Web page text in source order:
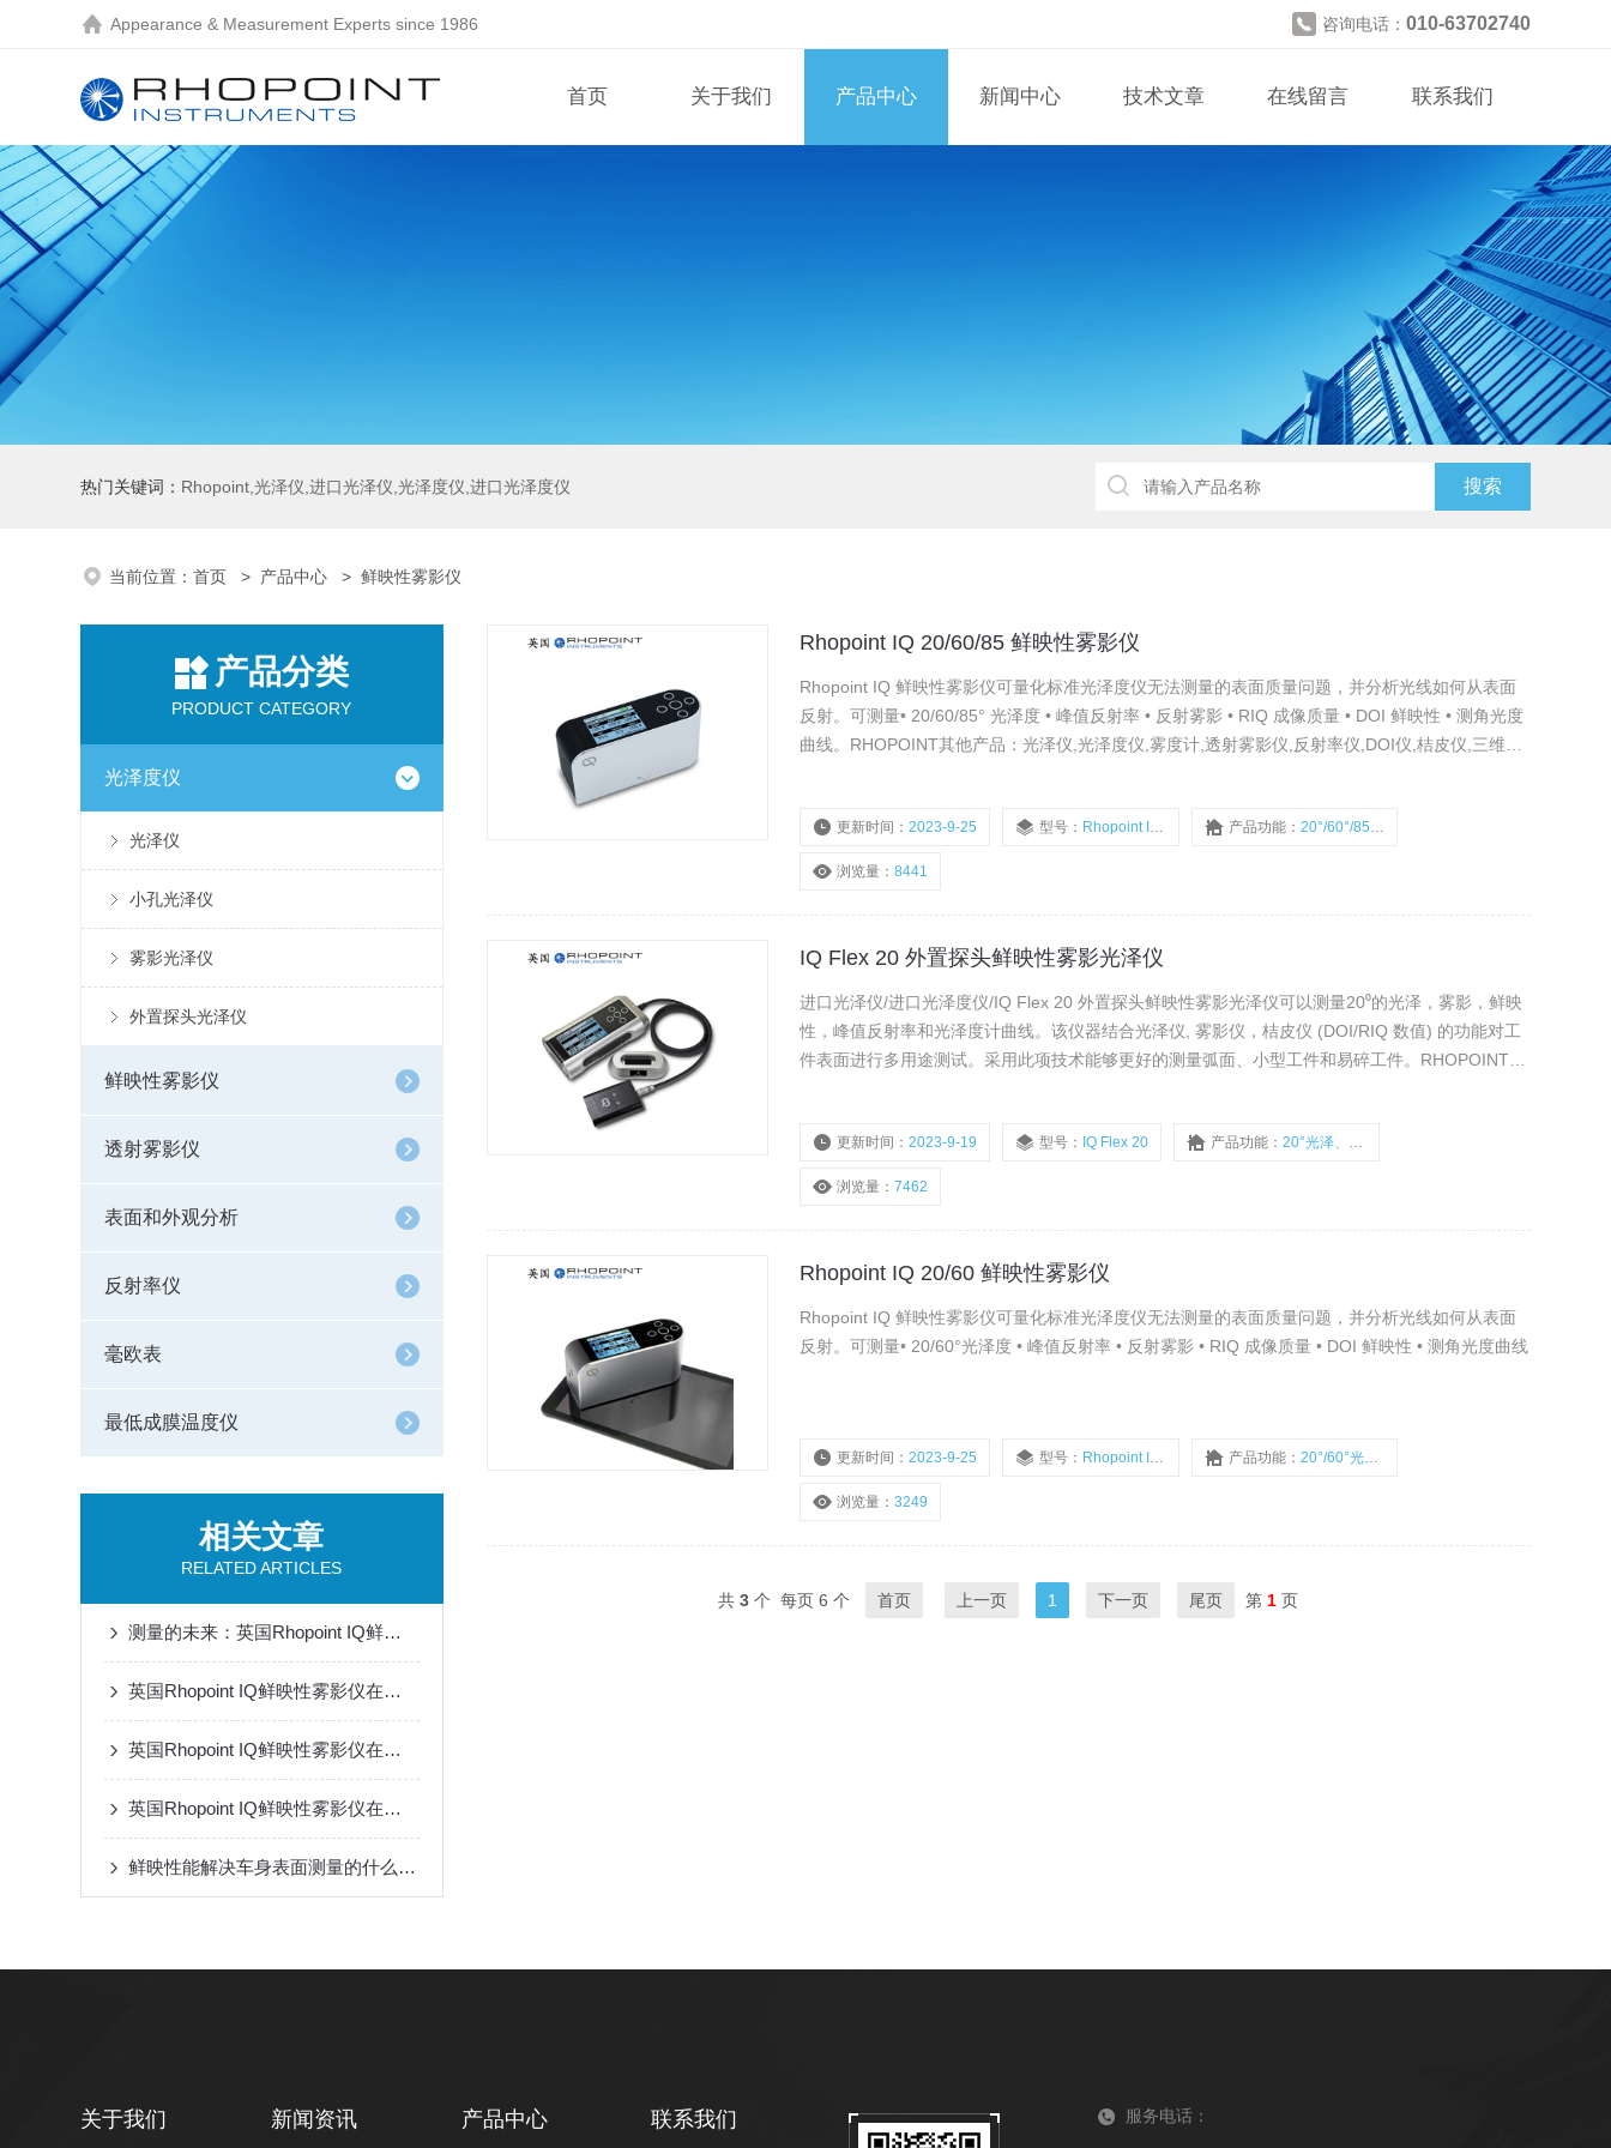
Appearance & Measurement Experts since 1986 咨询电话： 010-63702740
首页 关于我们 产品中心 新闻中心 技术文章 在线留言 联系我们
热门关键词： Rhopoint,光泽仪,进口光泽仪,光泽度仪,进口光泽度仪
当前位置：首页 > 产品中心 > 鲜映性雾影仪
产品分类
PRODUCT CATEGORY
光泽度仪
光泽仪
小孔光泽仪
雾影光泽仪
外置探头光泽仪
鲜映性雾影仪
透射雾影仪
表面和外观分析
反射率仪
毫欧表
最低成膜温度仪
相关文章
RELATED ARTICLES
测量的未来：英国Rhopoint IQ鲜映性雾影仪的创新与展望
英国Rhopoint IQ鲜映性雾影仪在涂料行业的应用：优化涂层质量
英国Rhopoint IQ鲜映性雾影仪在塑料制品行业的应用：提升产品竞争力
英国Rhopoint IQ鲜映性雾影仪在电子产品中的应用：确保外观完美无瑕
鲜映性能解决车身表面测量的什么问题？
Rhopoint IQ 20/60/85 鲜映性雾影仪
Rhopoint IQ 鲜映性雾影仪可量化标准光泽度仪无法测量的表面质量问题，并分析光线如何从表面
反射。可测量• 20/60/85° 光泽度 • 峰值反射率 • 反射雾影 • RIQ 成像质量 • DOI 鲜映性 • 测角光度
曲线。RHOPOINT其他产品：光泽仪,光泽度仪,雾度计,透射雾影仪,反射率仪,DOI仪,桔皮仪,三维轮
更新时间：2023-9-25 型号： Rhopoint IQ 20/60/85 产品功能：20°/60°/85°光泽、雾影、鲜映性（DOI）、峰值反射率、成像质量（RIQ）
浏览量：8441
IQ Flex 20 外置探头鲜映性雾影光泽仪
进口光泽仪/进口光泽度仪/IQ Flex 20 外置探头鲜映性雾影光泽仪可以测量20⁰的光泽，雾影，鲜映
性，峰值反射率和光泽度计曲线。该仪器结合光泽仪, 雾影仪，桔皮仪 (DOI/RIQ 数值) 的功能对工
件表面进行多用途测试。采用此项技术能够更好的测量弧面、小型工件和易碎工件。RHOPOINT其
更新时间：2023-9-19 型号： IQ Flex 20 产品功能：20°光泽、雾影、鲜映性（DOI）、峰值反射率、成像质量（RIQ），外置探头
浏览量：7462
Rhopoint IQ 20/60 鲜映性雾影仪
Rhopoint IQ 鲜映性雾影仪可量化标准光泽度仪无法测量的表面质量问题，并分析光线如何从表面
反射。可测量• 20/60°光泽度 • 峰值反射率 • 反射雾影 • RIQ 成像质量 • DOI 鲜映性 • 测角光度曲线
更新时间：2023-9-25 型号： Rhopoint IQ 20/60 产品功能：20°/60°光泽、雾影、鲜映性（DOI）、峰值反射率、成像质量（RIQ）
浏览量：3249
共3 个 每页 6 个 首页 上一页 1 下一页 尾页 第 1 页
关于我们 新闻资讯 产品中心 联系我们 服务电话：